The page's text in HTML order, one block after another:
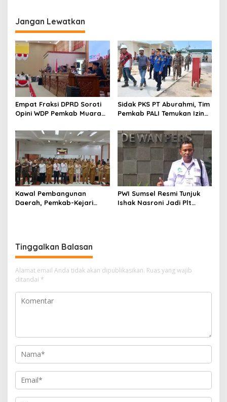
Jangan Lewatkan
Empat Fraksi DPRD Soroti
Opini WDP Pemkab Muara
Kelola Keuangan
Sidak PKS PT Aburahmi, Tim
Pemkab PALI Temukan Izin
Kawal Pembangunan
Daerah, Pemkab-Kejari
PWI Sumsel Resmi Tunjuk
Ishak Nasroni Jadi Plt
Tinggalkan Balasan
Alamat email Anda tidak akan dipublikasikan. Ruas yang wajib
ditandai *